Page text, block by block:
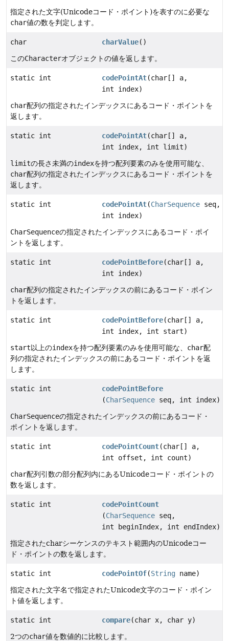
指定された文字(Unicodeコード・ポイント)を表すのに必要な
char値の数を判定します。
char charValue()
このCharacterオブジェクトの値を返します。
static int codePointAt(char[] a,
int index)
char配列の指定されたインデックスにあるコード・ポイントを
返します。
static int codePointAt(char[] a,
int index, int limit)
limitの長さ未満のindexを持つ配列要素のみを使用可能な、
char配列の指定されたインデックスにあるコード・ポイントを
返します。
static int codePointAt(CharSequence seq,
int index)
CharSequenceの指定されたインデックスにあるコード・ポイ
ントを返します。
static int codePointBefore(char[] a,
int index)
char配列の指定されたインデックスの前にあるコード・ポイン
トを返します。
static int codePointBefore(char[] a,
int index, int start)
start以上のindexを持つ配列要素のみを使用可能な、 char配
列の指定されたインデックスの前にあるコード・ポイントを返
します。
static int
codePointBefore
(CharSequence seq, int index)
CharSequenceの指定されたインデックスの前にあるコード・
ポイントを返します。
static int codePointCount(char[] a,
int offset, int count)
char配列引数の部分配列内にあるUnicodeコード・ポイントの
数を返します。
static int
codePointCount
(CharSequence seq,
int beginIndex, int endIndex)
指定されたcharシーケンスのテキスト範囲内のUnicodeコー
ド・ポイントの数を返します。
static int codePointOf(String name)
指定された文字名で指定されたUnicode文字のコード・ポイン
ト値を返します。
static int compare(char x, char y)
2つのchar値を数値的に比較します。